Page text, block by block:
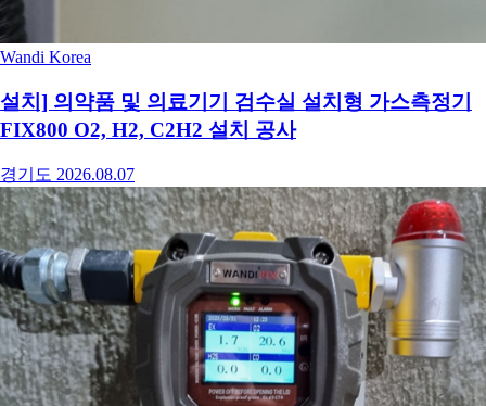
Wandi Korea
설치] 의약품 및 의료기기 검수실 설치형 가스측정기
FIX800 O2, H2, C2H2 설치 공사
경기도 2026.08.07